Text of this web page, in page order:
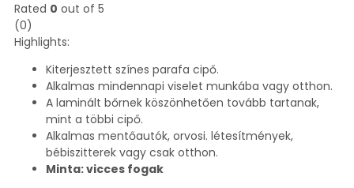
Rated 0 out of 5
(0)
Highlights:
Kiterjesztett színes parafa cipő.
Alkalmas mindennapi viselet munkába vagy otthon.
A laminált bőrnek köszönhetően tovább tartanak,
mint a többi cipő.
Alkalmas mentőautók, orvosi. létesítmények,
bébiszitterek vagy csak otthon.
Minta: vicces fogak